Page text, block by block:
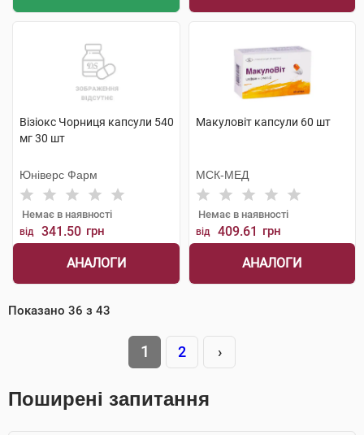
Візіокс Чорниця капсули 540
мг 30 шт
Юніверс Фарм
Немає в наявності
від 341.50 грн
АНАЛОГИ
Макуловіт капсули 60 шт
МСК-МЕД
Немає в наявності
від 409.61 грн
АНАЛОГИ
Показано 36 з 43
1 2 ›
Поширені запитання